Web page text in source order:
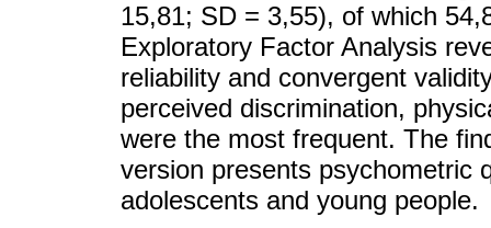
15,81; SD = 3,55), of which
Exploratory Factor Analysis
reliability and convergent
perceived discrimination,
were the most frequent. The
version presents psychometric
adolescents and young people.